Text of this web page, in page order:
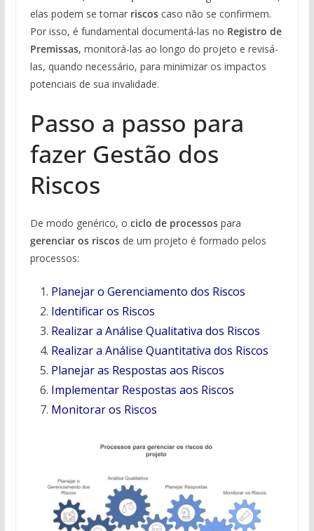
elas podem se tornar riscoscaso não se confirmem.
Por isso, é fundamental documentá-las no Registro de
Premissas, monitorá-las ao longo do projeto e revisá-
las, quando necessário, para minimizar os impactos
potenciais de sua invalidade.
Passo a passo para
fazer Gestão dos
Riscos
De modo genérico, o ciclo de processos para
gerenciar os riscosde um projeto é formado pelos
processos:
Planejar o Gerenciamento dos Riscos
Identificar os Riscos
Realizar a Análise Qualitativa dos Riscos
Realizar a Análise Quantitativa dos Riscos
Planejar as Respostas aos Riscos
Implementar Respostas aos Riscos
Monitorar os Riscos